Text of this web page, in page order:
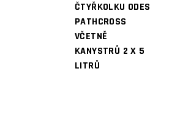
ČTYŘKOLKU ODES
PATHCROSS
VČETNĚ
KANYSTRŮ 2 X 5
LITRŮ